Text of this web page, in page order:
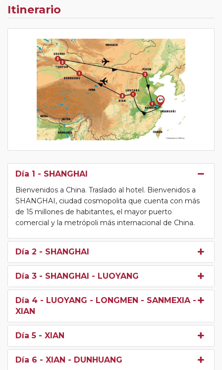
Itinerario
Día 1 - SHANGHAI
Bienvenidos a China. Traslado al hotel. Bienvenidos a
SHANGHAI, ciudad cosmopolita que cuenta con más
de 15 millones de habitantes, el mayor puerto
comercial y la metrópoli más internacional de China.
Día 2 - SHANGHAI
Día 3 - SHANGHAI - LUOYANG
Día 4 - LUOYANG - LONGMEN - SANMEXIA -
XIAN
Día 5 - XIAN
Día 6 - XIAN - DUNHUANG